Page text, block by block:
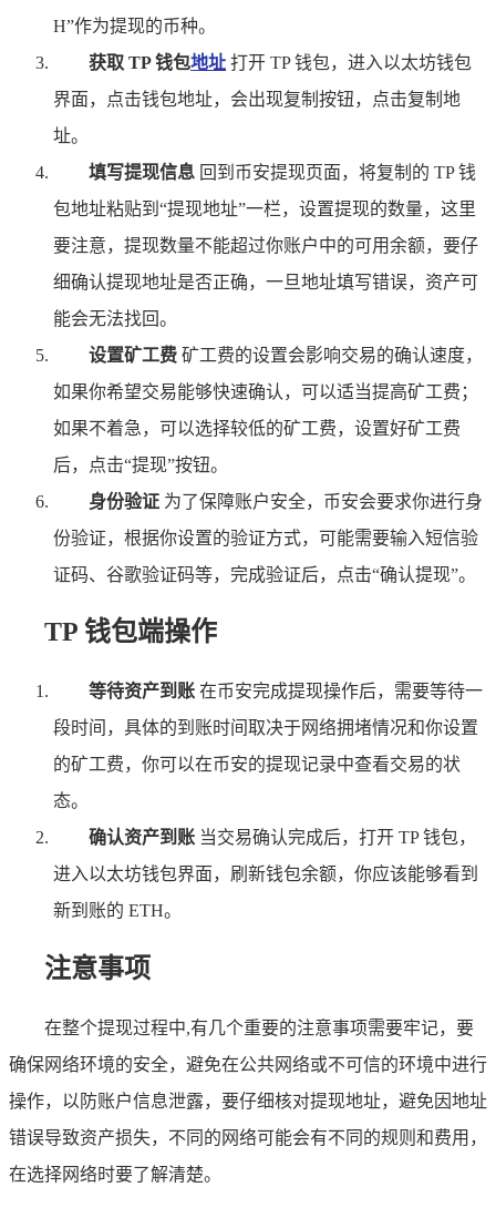
H”作为提现的币种。
获取 TP 钱包地址 打开 TP 钱包，进入以太坊钱包
界面，点击钱包地址，会出现复制按钮，点击复制地
址。
填写提现信息 回到币安提现页面，将复制的 TP 钱
包地址粘贴到“提现地址”一栏，设置提现的数量，这里
要注意，提现数量不能超过你账户中的可用余额，要仔
细确认提现地址是否正确，一旦地址填写错误，资产可
能会无法找回。
设置矿工费 矿工费的设置会影响交易的确认速度，
如果你希望交易能够快速确认，可以适当提高矿工费；
如果不着急，可以选择较低的矿工费，设置好矿工费
后，点击“提现”按钮。
身份验证 为了保障账户安全，币安会要求你进行身
份验证，根据你设置的验证方式，可能需要输入短信验
证码、谷歌验证码等，完成验证后，点击“确认提现”。
TP 钱包端操作
等待资产到账 在币安完成提现操作后，需要等待一
段时间，具体的到账时间取决于网络拥堵情况和你设置
的矿工费，你可以在币安的提现记录中查看交易的状
态。
确认资产到账 当交易确认完成后，打开 TP 钱包，
进入以太坊钱包界面，刷新钱包余额，你应该能够看到
新到账的 ETH。
注意事项
在整个提现过程中,有几个重要的注意事项需要牢记，要
确保网络环境的安全，避免在公共网络或不可信的环境中进行
操作，以防账户信息泄露，要仔细核对提现地址，避免因地址
错误导致资产损失，不同的网络可能会有不同的规则和费用，
在选择网络时要了解清楚。